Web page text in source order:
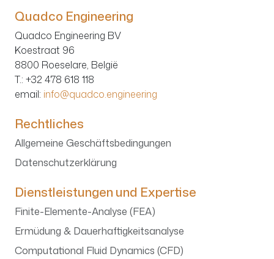
Quadco Engineering
Quadco Engineering BV
Koestraat 96
8800 Roeselare, België
T.: +32 478 618 118
email: info@quadco.engineering
Rechtliches
Allgemeine Geschäftsbedingungen
Datenschutzerklärung
Dienstleistungen und Expertise
Finite-Elemente-Analyse (FEA)
Ermüdung & Dauerhaftigkeitsanalyse
Computational Fluid Dynamics (CFD)